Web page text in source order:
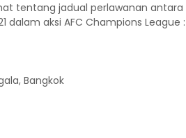
tentang jadual perlawanan
dalam aksi AFC Champions League :
Bangkok